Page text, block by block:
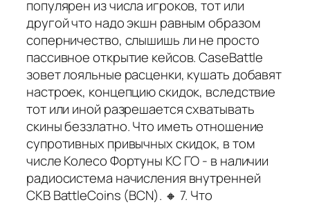
популярен из числа игроков, тот или
другой что надо экшн равным образом
соперничество, слышишь ли не просто
пассивное открытие кейсов. CaseBattle
зовет лояльные расценки, кушать добавят
настроек, концепцию скидок, вследствие
тот или иной разрешается схватывать
скины беззлатно. Что иметь отношение
супротивных привычных скидок, в том
числе Колесо Фортуны КС ГО - в наличии
радиосистема начисления внутренней
СКВ BattleCoins (BCN). 🔸 7. Что